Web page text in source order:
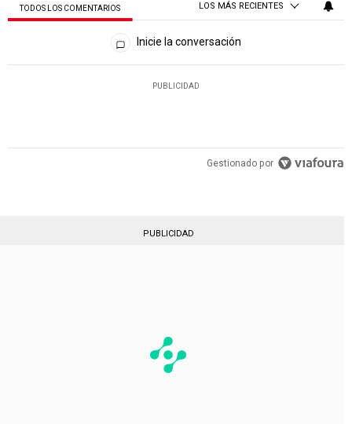
TODOS LOS COMENTARIOS LOS MÁS RECIENTES
Todos los comentarios
Inicie la conversación
PUBLICIDAD
Gestionado por
PUBLICIDAD